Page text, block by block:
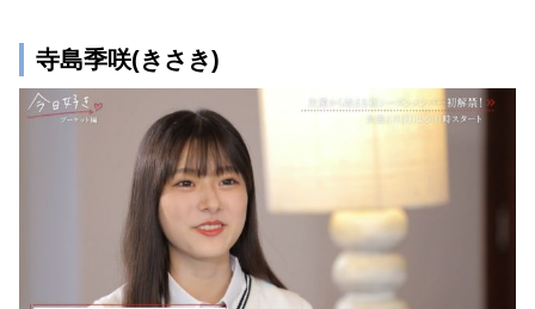
寺島季咲(きさき)